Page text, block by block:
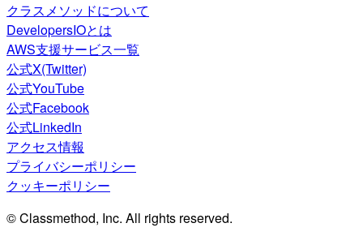
クラスメソッドについて
DevelopersIOとは
AWS支援サービス一覧
公式X(Twitter)
公式YouTube
公式Facebook
公式LinkedIn
アクセス情報
プライバシーポリシー
クッキーポリシー
© Classmethod, Inc. All rights reserved.